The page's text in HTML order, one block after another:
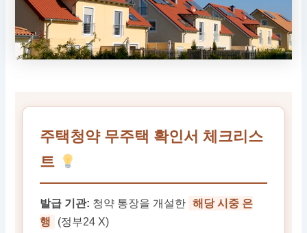
주택청약 무주택 확인서 체크리스
트
발급 기관: 청약 통장을 개설한
해당 시중 은
행
(정부24 X)